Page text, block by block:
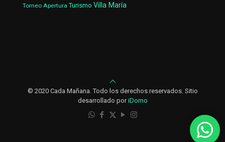
Torneo Apertura Turismo Villa María
© 2020 Cada Mañana. Todo los derechos reservados. Sitio
desarrollado poriDomo